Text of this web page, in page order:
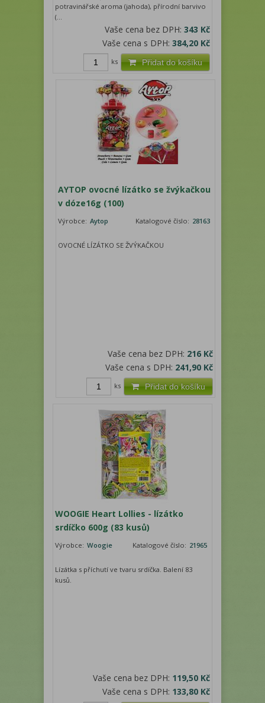
potravinářské aroma (jahoda), přírodní barvivo
(...
Vaše cena bez DPH: 343 Kč
Vaše cena s DPH: 384,20 Kč
Přidat do košíku
ks
AYTOP ovocné lízátko se žvýkačkou
v dóze16g (100)
Výrobce: Aytop Katalogové číslo: 28163
OVOCNÉ LÍZÁTKO SE ŽVÝKAČKOU
Vaše cena bez DPH: 216 Kč
Vaše cena s DPH: 241,90 Kč
Přidat do košíku
ks
WOOGIE Heart Lollies - lízátko
srdíčko 600g (83 kusů)
Výrobce: Woogie Katalogové číslo: 21965
Lízátka s příchutí ve tvaru srdíčka. Balení 83
kusů.
Vaše cena bez DPH: 119,50 Kč
Vaše cena s DPH: 133,80 Kč